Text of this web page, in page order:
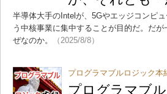
半導体大手のIntelが、5Gやエッジコンピ
う中核事業に集中することが目的だ。だ
ぜなのか。
（2025/8/8）
プログラマブルロジック本
プログラマブ